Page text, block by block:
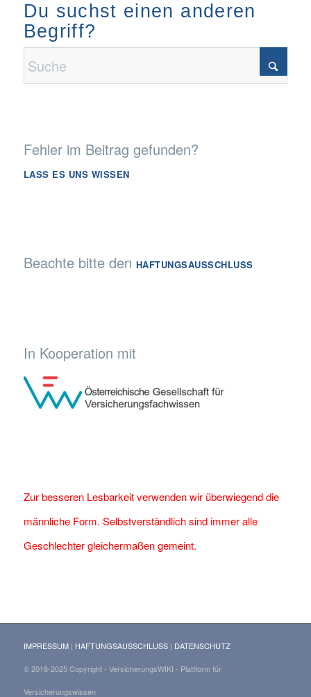
Du suchst einen anderen
Begriff?
Fehler im Beitrag gefunden?
LASS ES UNS WISSEN
Beachte bitte den HAFTUNGSAUSSCHLUSS
In Kooperation mit
Zur besseren Lesbarkeit verwenden wir überwiegend die
männliche Form. Selbstverständlich sind immer alle
Geschlechter gleichermaßen gemeint.
IMPRESSUM| HAFTUNGSAUSSCHLUSS| DATENSCHUTZ
© 2018-2025 Copyright - VersicherungsWIKI - Plattform für
Versicherungswissen